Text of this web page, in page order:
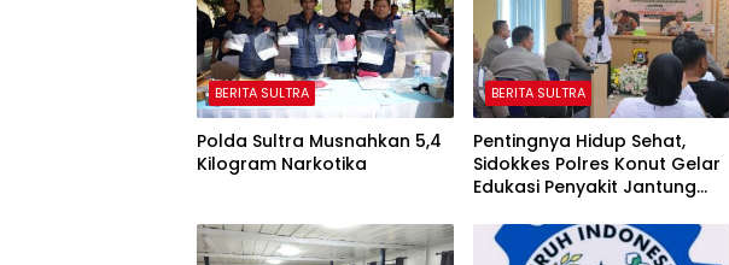
BERITA SULTRA
Polda Sultra Musnahkan 5,4
Kilogram Narkotika
BERITA SULTRA
Pentingnya Hidup Sehat,
Sidokkes Polres Konut Gelar
Edukasi Penyakit Jantung